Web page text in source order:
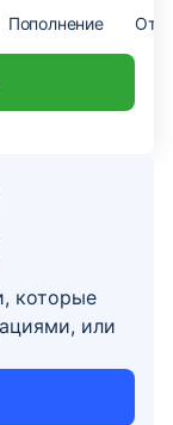
Пополнение
которые
или